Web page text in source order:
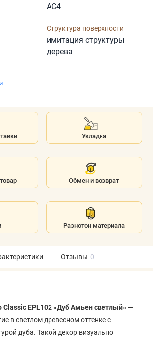
AC4
Структура поверхности
имитация структуры
дерева
Укладка
Обмен и возврат
Разнотон материала
Отзывы 0
Classic EPL102 «Дуб Амьен светлый» —
в светлом древесном оттенке с
дуба. Такой декор визуально